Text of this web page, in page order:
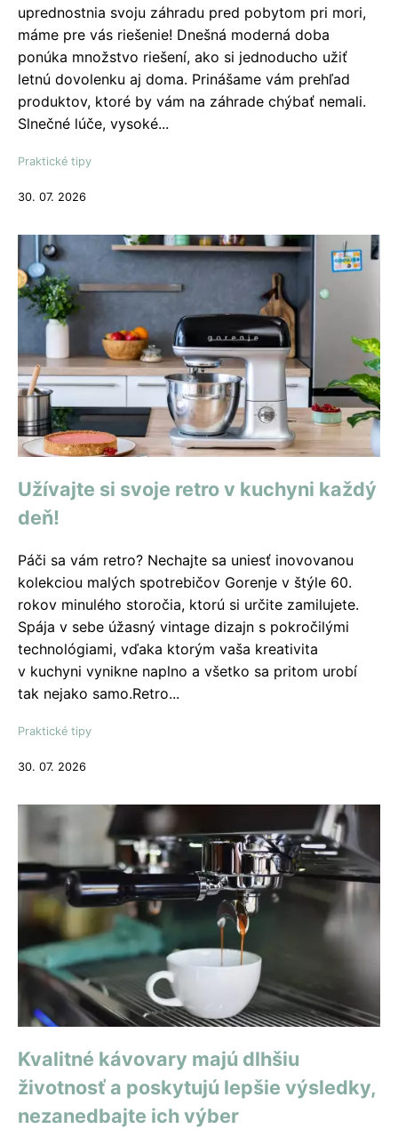
uprednostnia svoju záhradu pred pobytom pri mori,
máme pre vás riešenie! Dnešná moderná doba
ponúka množstvo riešení, ako si jednoducho užiť
letnú dovolenku aj doma. Prinášame vám prehľad
produktov, ktoré by vám na záhrade chýbať nemali.
Slnečné lúče, vysoké...
Praktické tipy
30. 07. 2026
Užívajte si svoje retro v kuchyni každý
deň!
Páči sa vám retro? Nechajte sa uniesť inovovanou
kolekciou malých spotrebičov Gorenje v štýle 60.
rokov minulého storočia, ktorú si určite zamilujete.
Spája v sebe úžasný vintage dizajn s pokročilými
technológiami, vďaka ktorým vaša kreativita
v kuchyni vynikne naplno a všetko sa pritom urobí
tak nejako samo.Retro...
Praktické tipy
30. 07. 2026
Kvalitné kávovary majú dlhšiu
životnosť a poskytujú lepšie výsledky,
nezanedbajte ich výber